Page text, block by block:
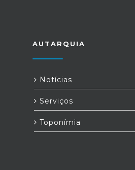
AUTARQUIA
Notícias
Serviços
Toponímia